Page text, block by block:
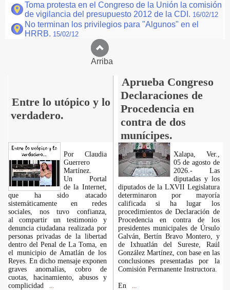
Toma protesta en el Congreso de la Unión la comisión
de vigilancia del presupuesto 2012 de la CDI. 16/02/12
No terminan los privilegios para "Algunos" en el
HRRB. 15/02/12
Arriba
Entre lo utópico y lo
verdadero.
Aprueba Congreso
Declaraciones de
Procedencia en
contra de dos
munícipes.
Por Claudia
Guerrero
Martínez.
​Un Portal
de la Internet,
que ha sido atacado
sistemáticamente en redes
sociales, nos tuvo confianza,
al compartir un testimonio y
denuncia ciudadana realizada por
personas privadas de la libertad
dentro del Penal de La Toma, en
el municipio de Amatlán de los
Reyes. En dicho mensaje exponen
graves anomalías, cobro de
cuotas, hacinamiento, abusos y
complicidad
Xalapa, Ver.,
05 de agosto de
2026.- Las
diputadas y los
diputados de la LXVII Legislatura
determinaron por mayoría
calificada si ha lugar los
procedimientos de Declaración de
Procedencia en contra de los
presidentes municipales de Úrsulo
Galván, Bertín Bravo Montero, y
de Ixhuatlán del Sureste, Raúl
González Martínez, con base en las
conclusiones presentadas por la
Comisión Permanente Instructora.
En